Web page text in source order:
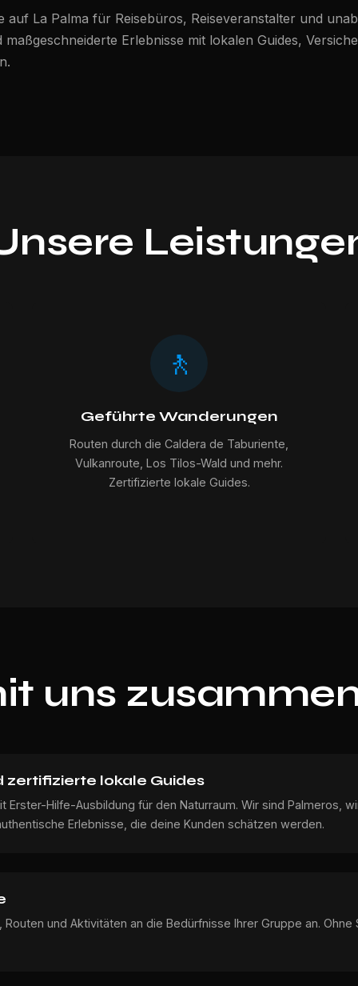
auf La Palma für Reisebüros, Reiseveranstalter und
Erlebnisse mit lokalen Guides,
🚶
Geführte Wanderungen
Routen durch die Caldera de Taburiente,
Vulkanroute, Los Tilos-Wald und mehr.
Zertifizierte lokale Guides.
uns
zertifizierte lokale Guides
Erster-Hilfe-Ausbildung für den Naturraum. Wir sind Palmeros,
Erlebnisse, die deine Kunden schätzen werden.
und Aktivitäten an die Bedürfnisse Ihrer Gruppe an.